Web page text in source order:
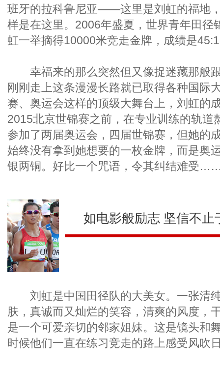
班牙的拉科鲁尼亚——这里是刘虹的福地
样是在这里。2006年盛夏，世界青年田径
虹一举摘得10000米竞走金牌，成绩是
幸福来的那么突然但又像捉迷藏那般
刚刚走上这条漫漫长路就已取得各种国际
赛、奥运会这样的顶级大舞台上，刘虹的
2015北京世锦赛之前，在专业训练的轨道
参加了两届奥运会，四届世锦赛，但她的
始终没有拿到她想要的一枚金牌，而是奥
银两铜。好比一个咒语，令其纠结难受
如电影般励志 坚信不止
刘虹是中国田径队的大美女。一张清
肤，真诚而又灿烂的笑容，清爽的风度，
是一个可爱亲切的邻家姐妹。这是镜头和
时候他们一直在练习竞走的路上感受风吹